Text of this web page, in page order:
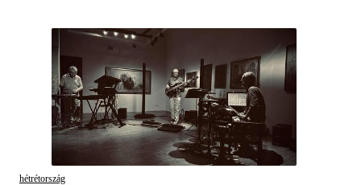
hétrétország